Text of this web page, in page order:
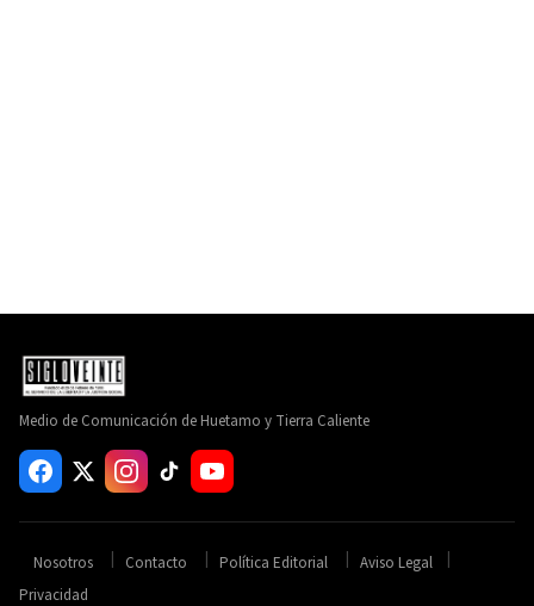
Medio de Comunicación de Huetamo y Tierra Caliente
Nosotros Contacto Política Editorial
Aviso Legal
Privacidad